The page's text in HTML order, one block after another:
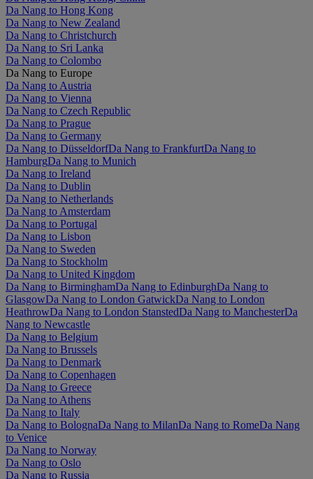
Da Nang to Hong Kong
Da Nang to New Zealand
Da Nang to Christchurch
Da Nang to Sri Lanka
Da Nang to Colombo
Da Nang to Europe
Da Nang to Austria
Da Nang to Vienna
Da Nang to Czech Republic
Da Nang to Prague
Da Nang to Germany
Da Nang to DüsseldorfDa Nang to FrankfurtDa Nang to
HamburgDa Nang to Munich
Da Nang to Ireland
Da Nang to Dublin
Da Nang to Netherlands
Da Nang to Amsterdam
Da Nang to Portugal
Da Nang to Lisbon
Da Nang to Sweden
Da Nang to Stockholm
Da Nang to United Kingdom
Da Nang to BirminghamDa Nang to EdinburghDa Nang to
GlasgowDa Nang to London GatwickDa Nang to London
HeathrowDa Nang to London StanstedDa Nang to ManchesterDa
Nang to Newcastle
Da Nang to Belgium
Da Nang to Brussels
Da Nang to Denmark
Da Nang to Copenhagen
Da Nang to Greece
Da Nang to Athens
Da Nang to Italy
Da Nang to BolognaDa Nang to MilanDa Nang to RomeDa Nang
to Venice
Da Nang to Norway
Da Nang to Oslo
Da Nang to Russia